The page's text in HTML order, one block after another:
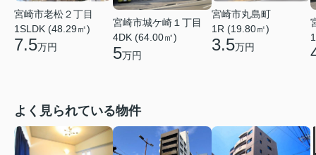
宮崎市老松２丁目
1SLDK (48.29㎡)
7.5万円
宮崎市城ケ崎１丁目
4DK (64.00㎡)
5万円
宮崎市丸島町
1R (19.80㎡)
3.5万円
よく見られている物件